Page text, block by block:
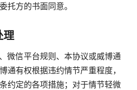
托方的书面同意。
理
微信平台规则、本协议或威博通
通有权根据违约情节严重程度，
约定的各项措施；对于情节轻微